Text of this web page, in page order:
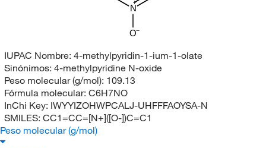
N
O
IUPAC Nombre: 4-methylpyridin-1-ium-1-olate
Sinónimos: 4-methylpyridine N-oxide
Peso molecular (g/mol): 109.13
Fórmula molecular: C6H7NO
InChi Key: IWYYIZOHWPCALJ-UHFFFAOYSA-N
SMILES: CC1=CC=[N+]([O-])C=C1
Peso molecular (g/mol)